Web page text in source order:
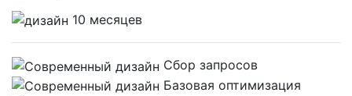
10 месяцев
Сбор запросов
Базовая оптимизация